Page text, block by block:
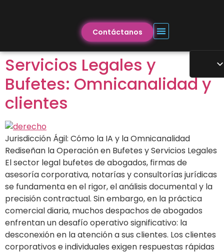
Contáctanos
Servicios Legales y
Bufetes: Omnicanalidad y
clientes
Jurisdicción Ágil: Cómo la IA y la Omnicanalidad
Rediseñan la Operación en Bufetes y Servicios Legales
El sector legal bufetes de abogados, firmas de
asesoría corporativa, notarías y consultorías jurídicas
se fundamenta en el rigor, el análisis documental y la
precisión contractual. Sin embargo, en la práctica
comercial diaria, muchos despachos de abogados
enfrentan un desafío operativo significativo: la
desconexión en la atención a sus clientes. Los clientes
corporativos e individuales exigen respuestas rápidas